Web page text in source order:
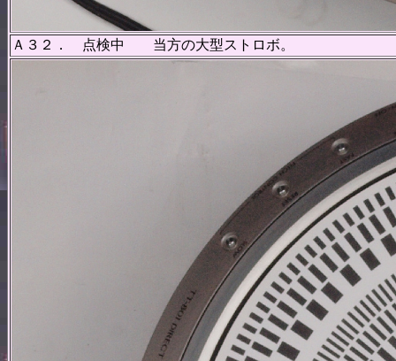
Ａ３２． 点検中 当方の大型ストロボ。